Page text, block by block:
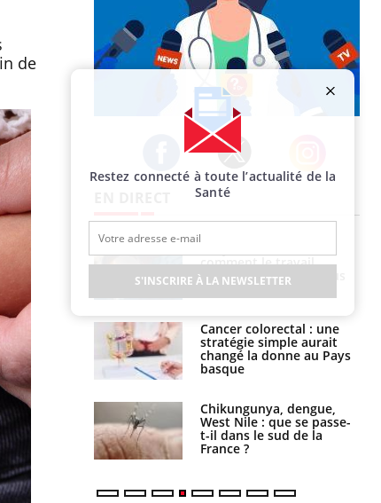
de
Facebook Twitter Instagram
sur
en France
risque : ce jus
l'attention
les
?
comment le travail
empiète de plus en plus
sur nos soirées
Cancer colorectal : une
stratégie simple aurait
changé la donne au Pays
basque
Chikungunya, dengue,
West Nile : que se passe-
t-il dans le sud de la
France ?
Restez connecté à toute l’actualité de la
Santé
S'INSCRIRE À LA NEWSLETTER